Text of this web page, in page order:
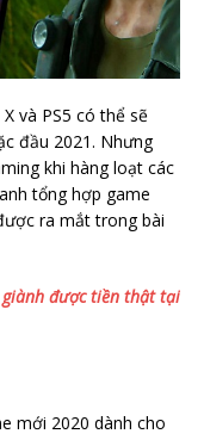
và PS5 có thể sẽ
đầu 2021. Nhưng
khi hàng loạt các
tổng hợp game
ra mắt trong bài
giành được tiền thật tại